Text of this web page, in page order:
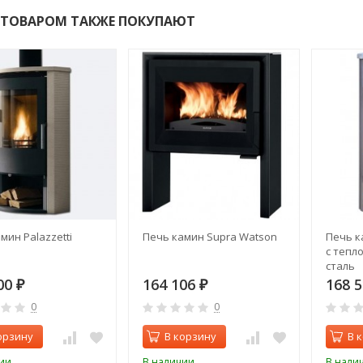
ТАКЖЕ ПОКУПАЮТ
Palazzetti
₽
0
Печь камин Supra Watson
164 106 ₽
0
В корзину
Печь
с
сталь
168
В